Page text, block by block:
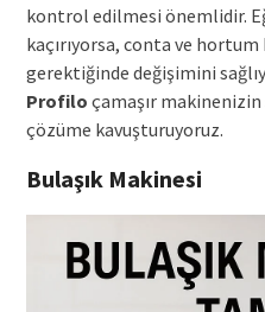
kontrol edilmesi önemlidir.
kaçırıyorsa, conta ve
gerektiğinde değişimini
Profilo çamaşır makinenizin
çözüme kavuşturuyoruz.
Bulaşık Makinesi